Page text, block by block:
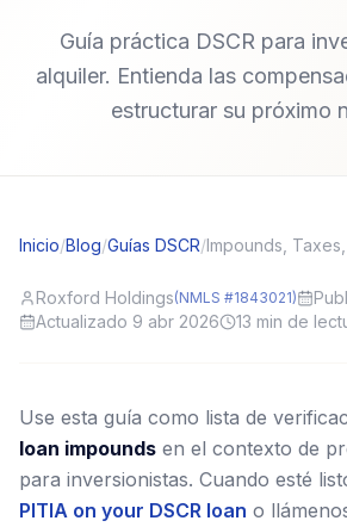
Guía práctica DSCR para
alquiler. Entienda las
estructurar su próximo
Inicio/Blog/Guías DSCR/
Roxford Holdings(NMLS #1843021)
Actualizado 9 abr 2026
13 min de
Use esta guía como lista de
loan impounds en el contexto de
para inversionistas. Cuando esté
PITIA on your DSCR loan o